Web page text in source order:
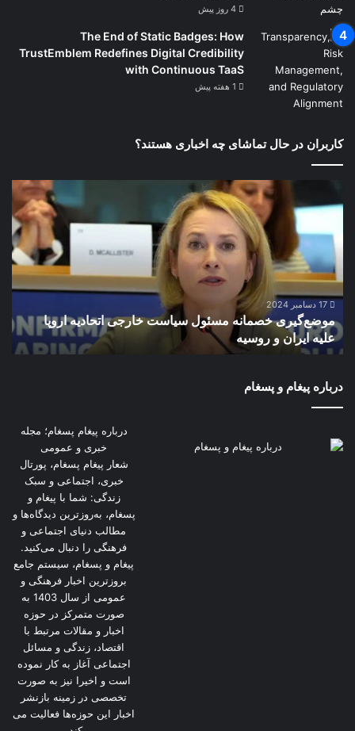
4 روز پیش
The End of Static Badges: How
TrustEmblem Redefines Digital Credibility
with Continuous TaaS
1 هفته پیش
کاربران در حال تماشای چه اخباری هستند؟
خصمانه
سیاست
خارجی
اتحادیه
اروپا
علیه
ایران
و
روسیه
17 دسامبر 2024
موضع‌گیری خصمانه مسئول سیاست خارجی اتحادیه اروپا
علیه ایران و روسیه
درباره پیغام و پسغام
درباره پیغام پسغام؛ مجله
خبری و عمومی
شعار پیغام پسغام، پورتال
خبری، اجتماعی و سبک
زندگی: شما با پیغام و
پسغام، به‌روزترین دیدگاه‌ها و
مطالب دنیای اجتماعی و
فرهنگی را دنبال می‌کنید.
پیغام و پسغام، سیستم جامع
بروزترین اخبار فرهنگی و
عمومی از سال 1403 به
صورت متمرکز در حوزه
اخبار و مقالات مرتبط با
اقتصاد، زندگی و مسائل
اجتماعی آغاز به کار نموده
است و اخیرا نیز به صورت
تخصصی در زمینه بازنشر
اخبار این حوزه‌ها فعالیت می